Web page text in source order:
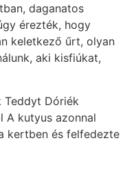
daganatos
érezték, hogy
keletkező űrt, olyan
aki kisfiúkat,
Teddyt Dóriék
A kutyus azonnal
kertben és felfedezte